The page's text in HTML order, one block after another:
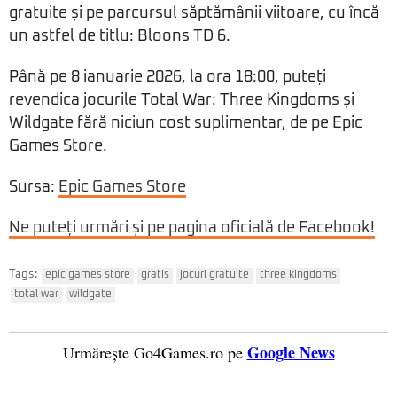
gratuite și pe parcursul săptămânii viitoare, cu încă
un astfel de titlu: Bloons TD 6.
Până pe 8 ianuarie 2026, la ora 18:00, puteți
revendica jocurile Total War: Three Kingdoms și
Wildgate fără niciun cost suplimentar, de pe Epic
Games Store.
Sursa: Epic Games Store
Ne puteți urmări și pe pagina oficială de Facebook!
Tags: epic games store gratis jocuri gratuite
three kingdoms
total war
wildgate
Urmărește Go4Games.ro pe Google News